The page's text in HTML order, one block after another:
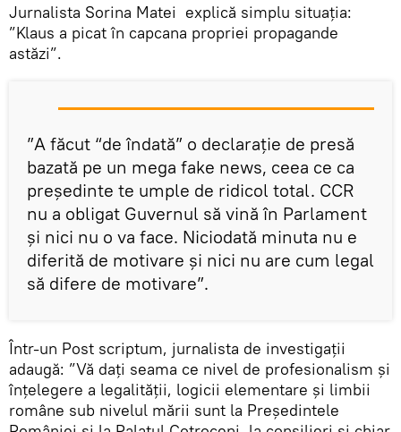
Jurnalista Sorina Matei explică simplu situația:
”Klaus a picat în capcana propriei propagande
astăzi”.
”A făcut “de îndată” o declarație de presă
bazată pe un mega fake news, ceea ce ca
președinte te umple de ridicol total. CCR
nu a obligat Guvernul să vină în Parlament
și nici nu o va face. Niciodată minuta nu e
diferită de motivare și nici nu are cum legal
să difere de motivare”.
Într-un Post scriptum, jurnalista de investigații
adaugă: ”Vă daţi seama ce nivel de profesionalism şi
înţelegere a legalităţii, logicii elementare şi limbii
române sub nivelul mării sunt la Preşedintele